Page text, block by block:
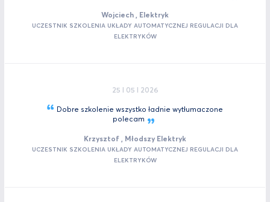
Wojciech , Elektryk
UCZESTNIK SZKOLENIA UKŁADY AUTOMATYCZNEJ REGULACJI DLA
ELEKTRYKÓW
25 I 05 I 2026
Dobre szkolenie wszystko ładnie wytłumaczone
polecam
Krzysztof , Młodszy Elektryk
UCZESTNIK SZKOLENIA UKŁADY AUTOMATYCZNEJ REGULACJI DLA
ELEKTRYKÓW